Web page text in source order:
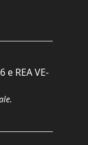
e REA VE-